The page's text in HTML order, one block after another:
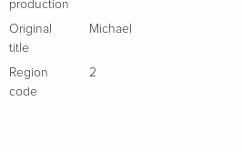
production
Original
title
Michael
Region
code
2